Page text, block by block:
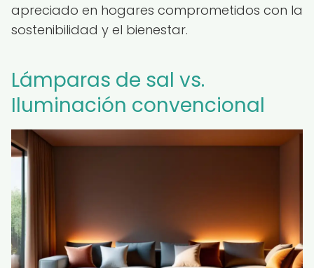
apreciado en hogares comprometidos con la
sostenibilidad y el bienestar.
Lámparas de sal vs.
Iluminación convencional